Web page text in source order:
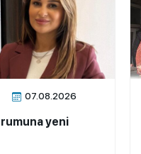
07.08.2026
yeni